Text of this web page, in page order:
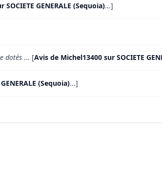
GENERALE (Sequoia)...]
dotés ... [Avis de Michel13400 sur SOCIETE
(Sequoia)...]